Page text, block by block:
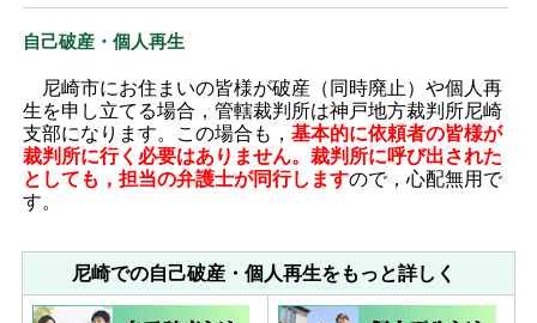
自己破産・個人再生
尼崎市にお住まいの皆様が破産（同時廃止）や個人再
生を申し立てる場合，管轄裁判所は神戸地方裁判所尼崎
支部になります。この場合も， 基本的に依頼者の皆様が
裁判所に行く必要はありません。裁判所に呼び出された
としても，担当の弁護士が同行しますので，心配無用で
す。
尼崎での自己破産・個人再生をもっと詳しく